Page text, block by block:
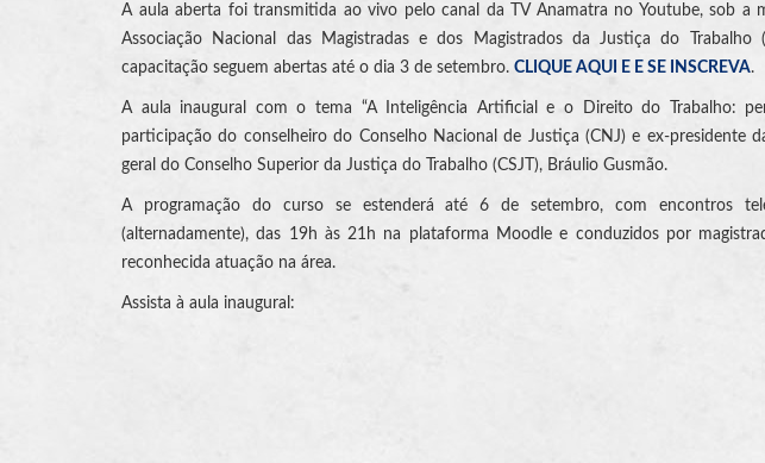
A aula aberta foi transmitida ao vivo pelo canal da TV Anamatra no Youtube, sob a
Associação Nacional das Magistradas e dos Magistrados da Justiça do Trabalho
capacitação seguem abertas até o dia 3 de setembro. CLIQUE AQUI E E SE INSCREVA.
A aula inaugural com o tema “A Inteligência Artificial e o Direito do Trabalho:
participação do conselheiro do Conselho Nacional de Justiça (CNJ) e ex-presidente
geral do Conselho Superior da Justiça do Trabalho (CSJT), Bráulio Gusmão.
A programação do curso se estenderá até 6 de setembro, com encontros
(alternadamente), das 19h às 21h na plataforma Moodle e conduzidos por
reconhecida atuação na área.
Assista à aula inaugural: